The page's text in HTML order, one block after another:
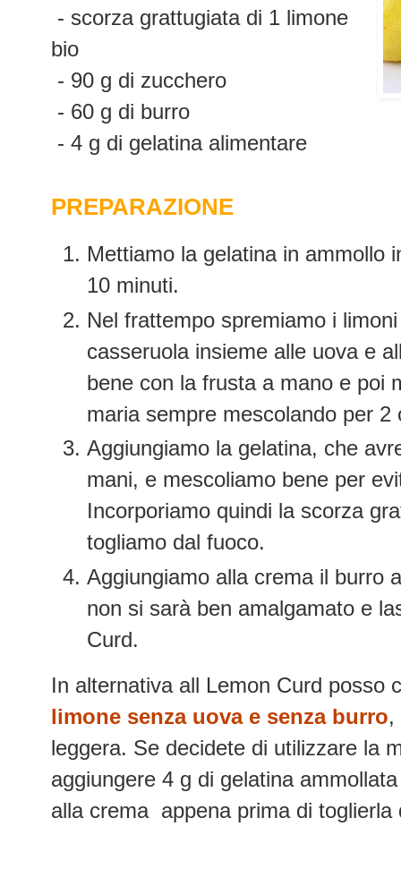
- scorza grattugiata di 1 limone
bio
- 90 g di zucchero
- 60 g di burro
- 4 g di gelatina alimentare
PREPARAZIONE
Mettiamo la gelatina in ammollo
10 minuti.
Nel frattempo spremiamo i
casseruola insieme alle uova e
bene con la frusta a mano e poi
maria sempre mescolando per 2
Aggiungiamo la gelatina, che
mani, e mescoliamo bene per
Incorporiamo quindi la scorza
togliamo dal fuoco.
Aggiungiamo alla crema il burro
non si sarà ben amalgamato e
Curd.
In alternativa all Lemon Curd posso
limone senza uova e senza burro,
leggera. Se decidete di utilizzare la
aggiungere 4 g di gelatina
alla crema appena prima di toglierla